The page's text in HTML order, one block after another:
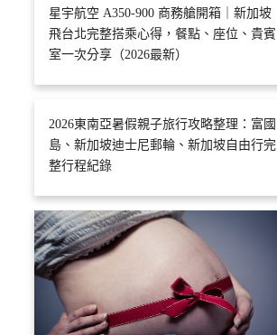
星宇航空 A350-900 商務艙開箱｜新加坡
飛台北完整搭乘心得，餐點、座位、貴賓
室一次分享（2026最新）
2026東南亞暑假親子旅行攻略整理：富國
島、新加坡迪士尼郵輪、新加坡自由行完
整行程紀錄